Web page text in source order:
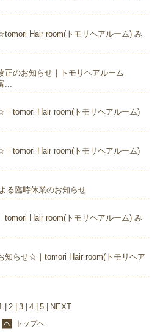
Hair room(トモリヘアルーム) み
正のお知らせ｜トモリヘアルーム
...
tomori Hair room(トモリヘアルーム)
tomori Hair room(トモリヘアルーム)
る臨時休業のお知らせ
Hair room(トモリヘアルーム) み
知らせ☆｜tomori Hair room(トモリヘア
2 3 4 5 NEXT
トップへ